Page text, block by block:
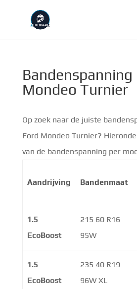
Bandenspanning
Mondeo Turnier
Op zoek naar de juiste
Ford Mondeo Turnier?
van de bandenspanning per
Aandrijving Bandenmaat
1.5
EcoBoost
215 60 R16
95W
1.5
EcoBoost
235 40 R19
96W XL